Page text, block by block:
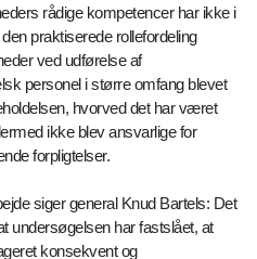
rådige kompetencer har ikke i
praktiserede rollefordeling
ved udførelse af
personel i større omfang blevet
hvorved det har været
ikke blev ansvarlige for
forpligtelser.
siger general Knud Bartels: Det
undersøgelsen har fastslået, at
konsekvent og